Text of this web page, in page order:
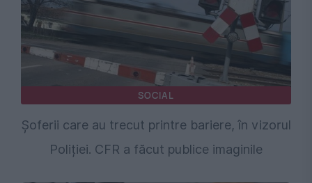
SOCIAL
Șoferii care au trecut printre bariere, în vizorul
Poliției. CFR a făcut publice imaginile